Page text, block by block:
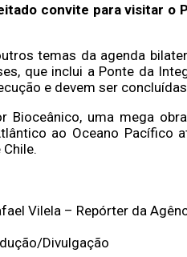
convite para visitar o
temas da agenda
que inclui a Ponte da
e devem ser
Bioceânico, uma mega
ao Oceano Pacífico
Vilela – Repórter da
Divulgação